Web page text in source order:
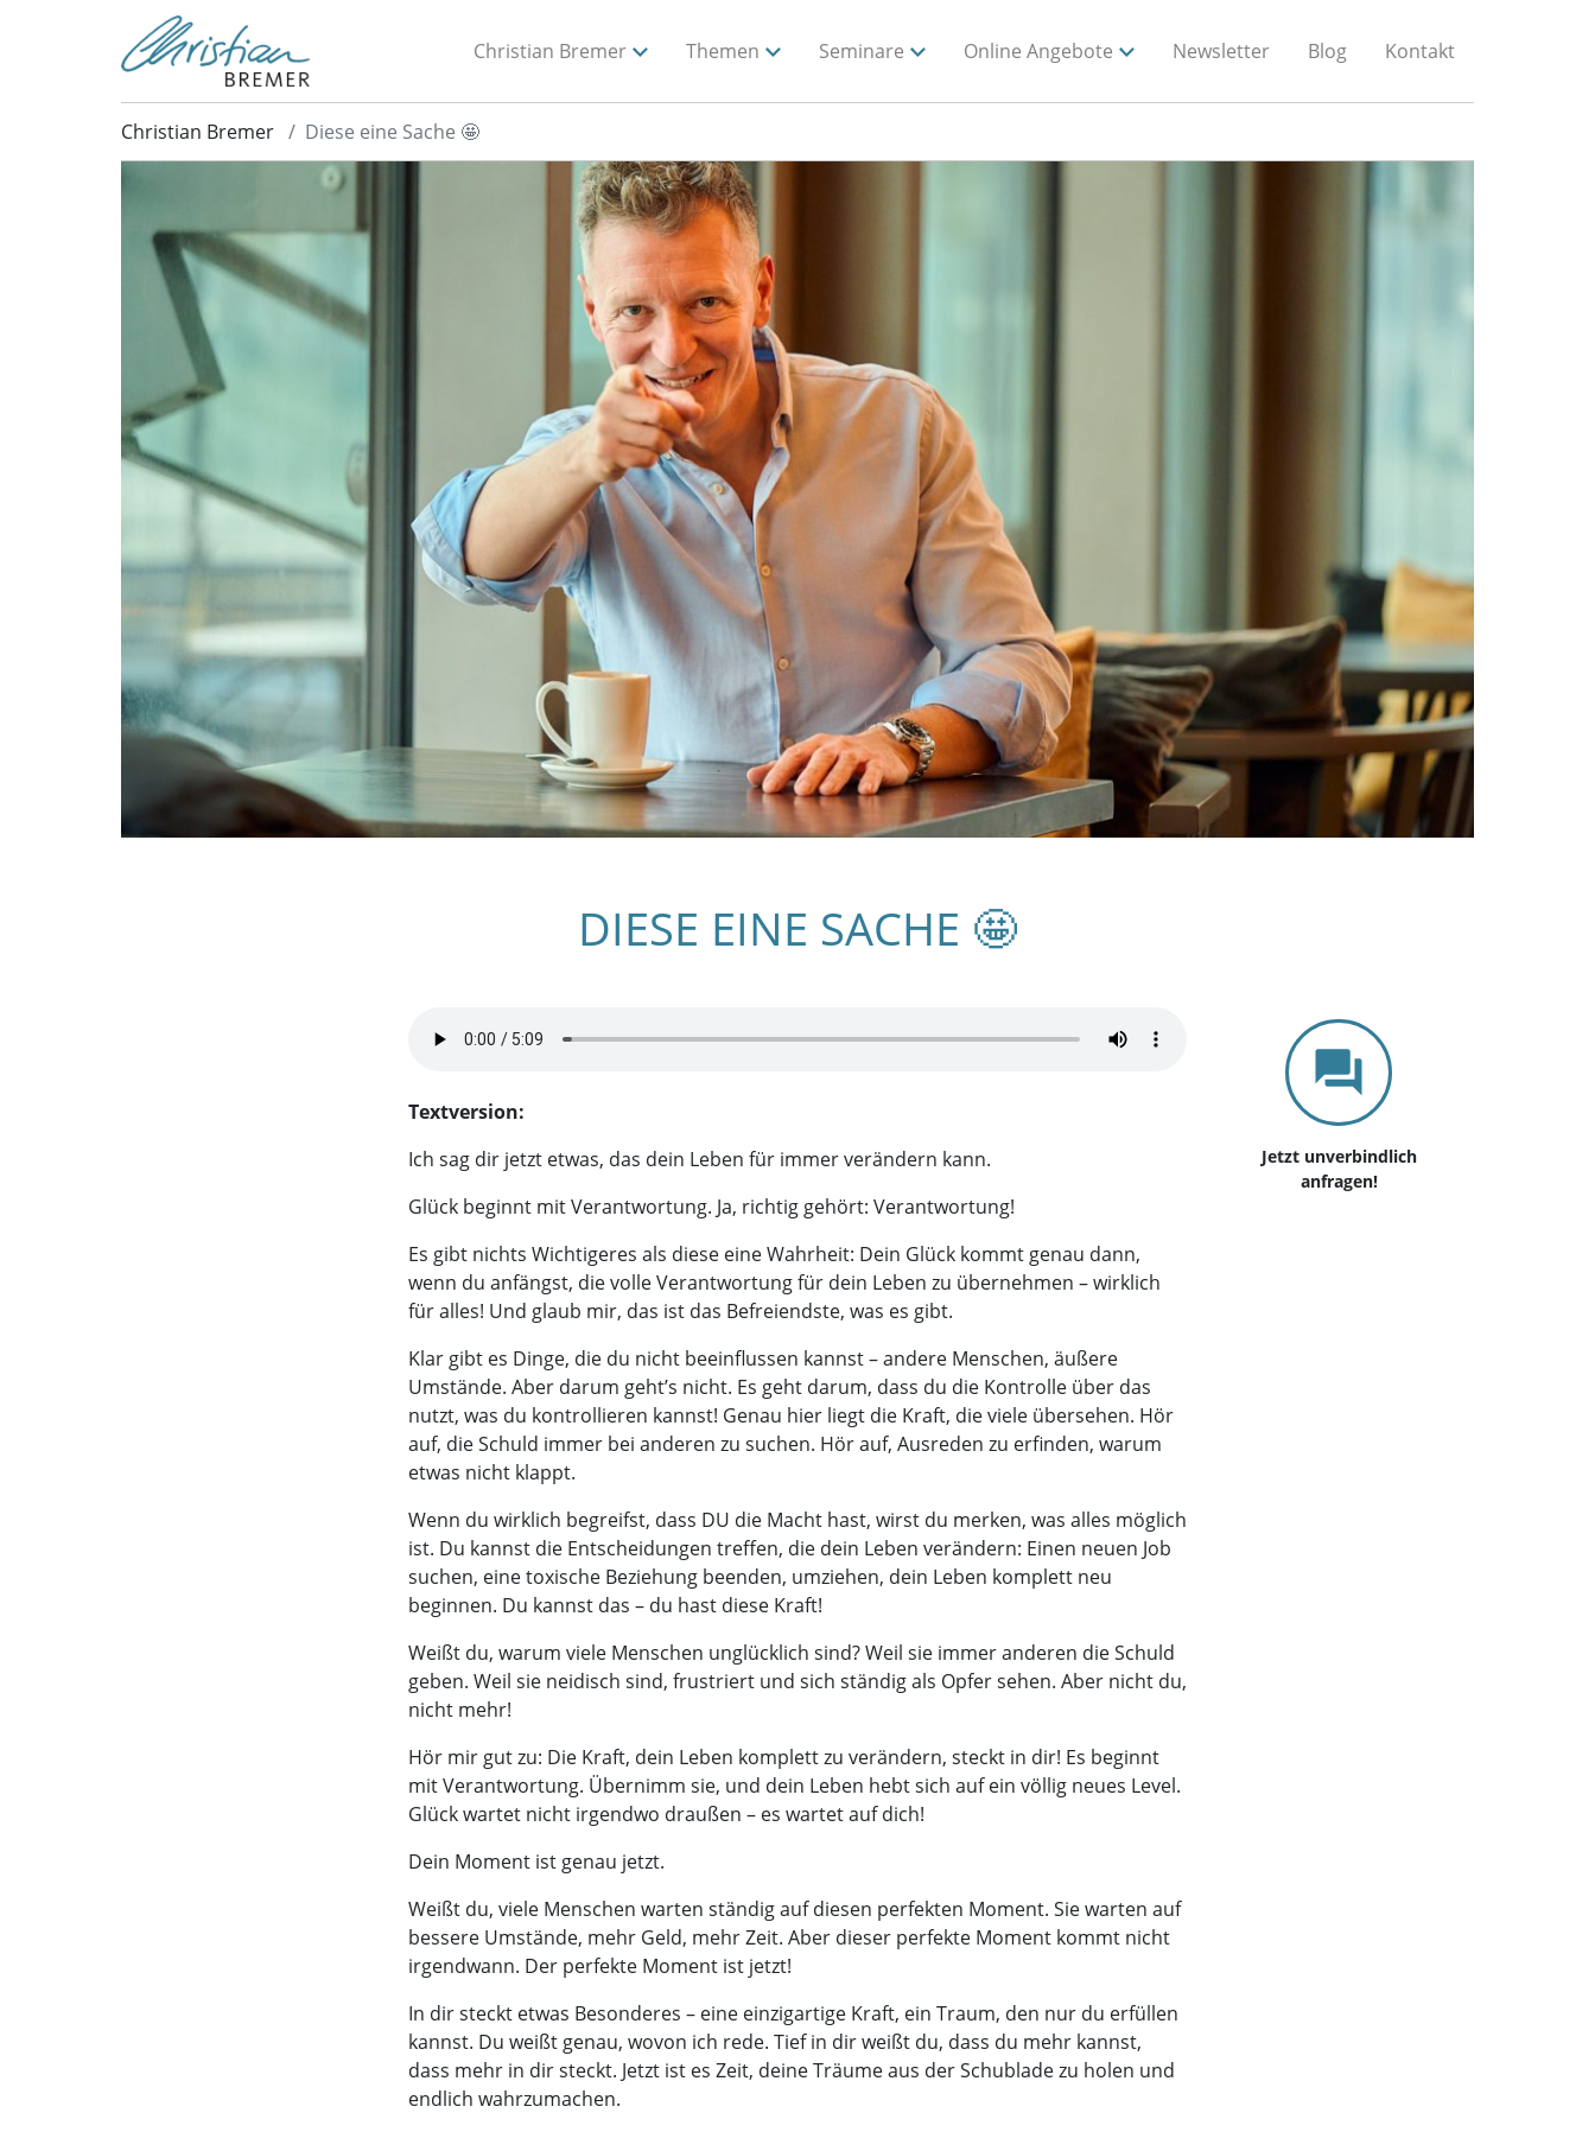
Christian Bremer Themen Seminare Online Angebote Newsletter Blog Kontakt
Christian Bremer Diese eine Sache 🤩
DIESE EINE SACHE 🤩
Textversion:
Ich sag dir jetzt etwas, das dein Leben für immer verändern kann.
Glück beginnt mit Verantwortung. Ja, richtig gehört: Verantwortung!
Es gibt nichts Wichtigeres als diese eine Wahrheit: Dein Glück kommt genau dann,
wenn du anfängst, die volle Verantwortung für dein Leben zu übernehmen – wirklich
für alles! Und glaub mir, das ist das Befreiendste, was es gibt.
Klar gibt es Dinge, die du nicht beeinflussen kannst – andere Menschen, äußere
Umstände. Aber darum geht’s nicht. Es geht darum, dass du die Kontrolle über das
nutzt, was du kontrollieren kannst! Genau hier liegt die Kraft, die viele übersehen. Hör
auf, die Schuld immer bei anderen zu suchen. Hör auf, Ausreden zu erfinden, warum
etwas nicht klappt.
Wenn du wirklich begreifst, dass DU die Macht hast, wirst du merken, was alles möglich
ist. Du kannst die Entscheidungen treffen, die dein Leben verändern: Einen neuen Job
suchen, eine toxische Beziehung beenden, umziehen, dein Leben komplett neu
beginnen. Du kannst das – du hast diese Kraft!
Weißt du, warum viele Menschen unglücklich sind? Weil sie immer anderen die Schuld
geben. Weil sie neidisch sind, frustriert und sich ständig als Opfer sehen. Aber nicht du,
nicht mehr!
Hör mir gut zu: Die Kraft, dein Leben komplett zu verändern, steckt in dir! Es beginnt
mit Verantwortung. Übernimm sie, und dein Leben hebt sich auf ein völlig neues Level.
Glück wartet nicht irgendwo draußen – es wartet auf dich!
Dein Moment ist genau jetzt.
Weißt du, viele Menschen warten ständig auf diesen perfekten Moment. Sie warten auf
bessere Umstände, mehr Geld, mehr Zeit. Aber dieser perfekte Moment kommt nicht
irgendwann. Der perfekte Moment ist jetzt!
In dir steckt etwas Besonderes – eine einzigartige Kraft, ein Traum, den nur du erfüllen
kannst. Du weißt genau, wovon ich rede. Tief in dir weißt du, dass du mehr kannst,
dass mehr in dir steckt. Jetzt ist es Zeit, deine Träume aus der Schublade zu holen und
endlich wahrzumachen.
Jetzt unverbindlich
anfragen!